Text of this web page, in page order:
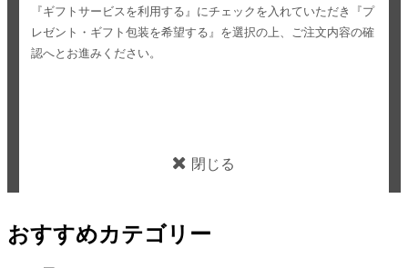
『ギフトサービスを利用する』にチェックを入れていただき
『プ
レゼント・ギフト包装を希望する』を選択の上、ご注文内容の確
認へとお進みください。
閉じる
おすすめカテゴリー